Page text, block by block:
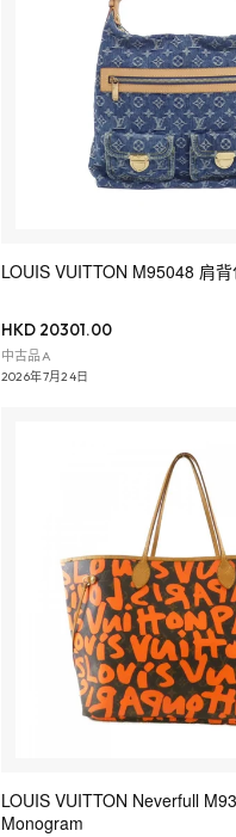
LOUIS VUITTON M95048 肩
HKD 20301.00
中古品A
2026年7月24日
LOUIS VUITTON Neverfull
Monogram